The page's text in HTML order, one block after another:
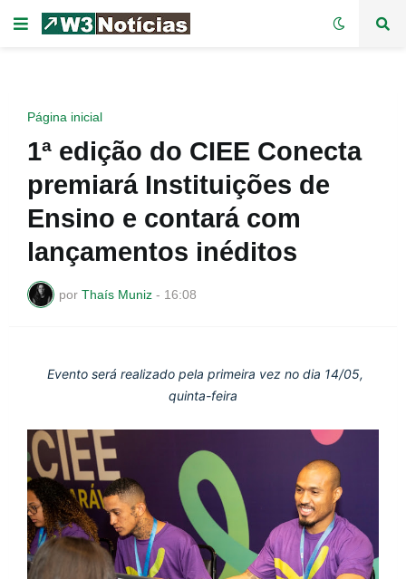
Página inicial
1ª edição do CIEE Conecta
premiará Instituições de
Ensino e contará com
lançamentos inéditos
por Thaís Muniz - 16:08
Evento será realizado pela primeira vez no dia 14/05,
quinta-feira